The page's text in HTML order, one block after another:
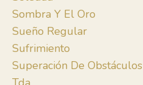
Sombra Y El Oro
Sueño Regular
Sufrimiento
Superación De Obstáculos